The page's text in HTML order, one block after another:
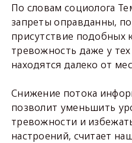
По словам социолога
запреты оправданны,
присутствие подобных
тревожность даже у
находятся далеко от
Снижение потока
позволит уменьшить
тревожности и
настроений, считает